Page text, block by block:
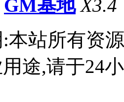
GM基地 X3.4
站所有资
途,请于24